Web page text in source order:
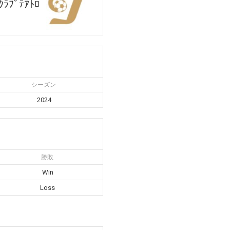
ﾗﾌﾞﾃｱﾄﾛ
シーズン
2024
勝敗
Win
Loss